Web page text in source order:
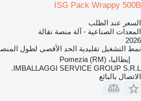
ISG Pack Wrappy 500B
السعر عند الطلب
المعدات الصناعية - آلة منصة نقالة
2026
نمط التشغيل تقليدية الحد الأقصى لطول
إيطاليا، Pomezia (RM)
IMBALLAGGI SERVICE GROUP S.R.L.
الاتصال بالبائع